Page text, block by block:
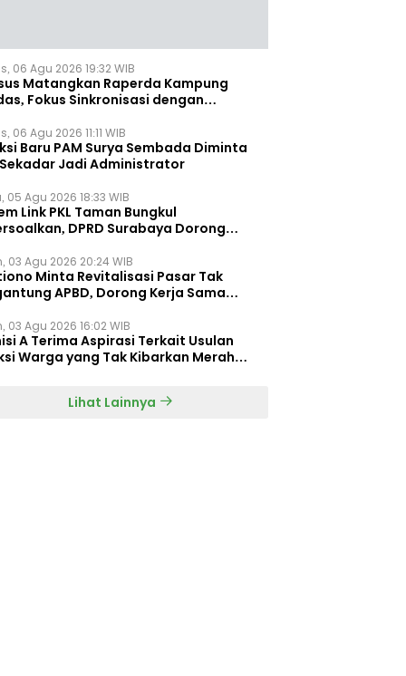
06 Agu 2026 19:32 WIB
Matangkan Raperda Kampung
Fokus Sinkronisasi dengan
06 Agu 2026 11:11 WIB
Baru PAM Surya Sembada Diminta
Jadi Administrator
05 Agu 2026 18:33 WIB
Link PKL Taman Bungkul
DPRD Surabaya Dorong
03 Agu 2026 20:24 WIB
Minta Revitalisasi Pasar Tak
APBD, Dorong Kerja Sama
03 Agu 2026 16:02 WIB
A Terima Aspirasi Terkait Usulan
Warga yang Tak Kibarkan Merah
Lihat Lainnya